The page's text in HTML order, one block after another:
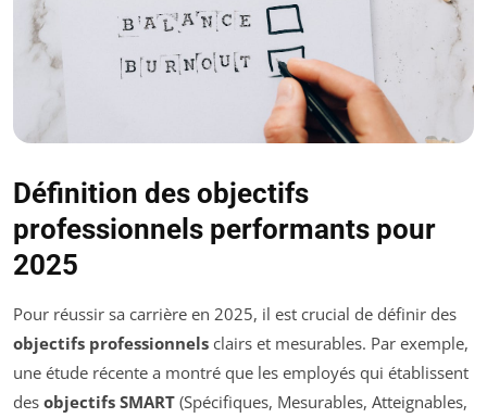
Définition des objectifs
professionnels performants pour
2025
Pour réussir sa carrière en 2025, il est crucial de définir des
objectifs professionnels clairs et mesurables. Par exemple,
une étude récente a montré que les employés qui établissent
des objectifs SMART (Spécifiques, Mesurables, Atteignables,